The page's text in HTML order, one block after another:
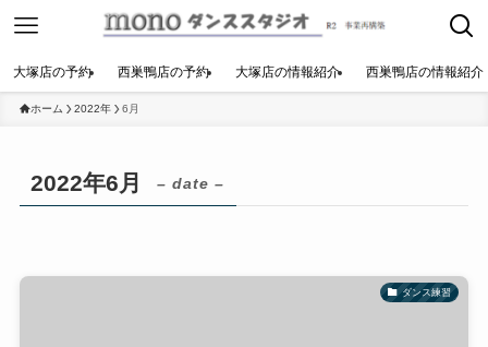
大塚店の予約 西巣鴨店の予約 大塚店の情報紹介 西巣鴨店の情報紹介
ホーム 2022年 6月
2022年6月 – date –
ダンス練習